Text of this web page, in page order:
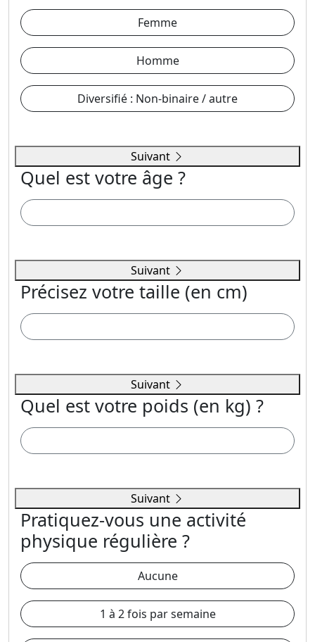
Femme
Homme
Diversifié : Non-binaire / autre
Suivant
Quel est votre âge ?
Suivant
Précisez votre taille (en cm)
Suivant
Quel est votre poids (en kg) ?
Suivant
Pratiquez-vous une activité
physique régulière ?
Aucune
1 à 2 fois par semaine